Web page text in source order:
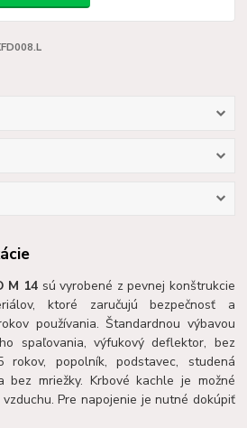
M 14 sú vyrobené z pevnej konštrukcie
ktoré zaručujú bezpečnosť a
používania. Štandardnou výbavou
spaľovania, výfukový deflektor, bez
popolník, podstavec, studená
bez mriežky. Krbové kachle je možné
vzduchu.Pre napojenie je nutné dokúpiť